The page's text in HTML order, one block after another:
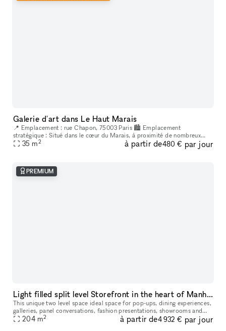
Galerie d'art dans Le Haut Marais
📍 Emplacement : rue Chapon, 75003 Paris 🏙 Emplacement
stratégique : Situé dans le cœur du Marais, à proximité de nombreux
lieux culturels et artistiques. Un espace créatif indépendant, situé au
35 m2 à partir de480 € par jour
PREMIUM
Light filled split level Storefront in the heart of Manhattan (with high ceilings and multiple rooms)
This unique two level space ideal space for pop-ups, dining experiences,
galleries, panel conversations, fashion presentations, showrooms and
more. With a total ceiling height of 26' the two story s
204 m2 à partir de4 932 € par jour